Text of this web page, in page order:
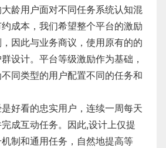
龄用户面对不同任务系统认知混
成本，我们希望整个平台的激励
因此与业务商议，使用原有的的
设计。平台等级激励作为基础，
同类型的用户配置不同的任务和
好看的忠实用户，连续一周每天
成互动任务。因此,设计上仅提
制和通用任务，自然地提高等